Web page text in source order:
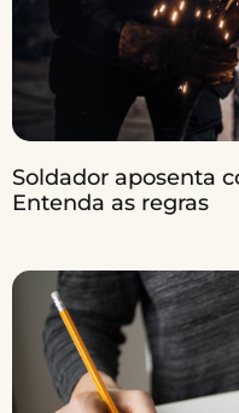
Soldador aposenta
Entenda as regras